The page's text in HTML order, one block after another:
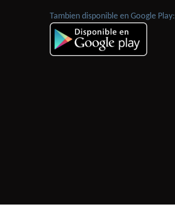
Tambien disponible en Google Play: